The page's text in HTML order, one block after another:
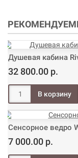
Душевая кабина
32 800.00 р.
Сенсорное ведро
7 000.00 р.